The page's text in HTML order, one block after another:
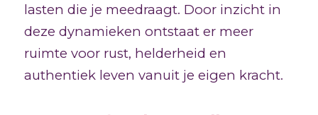
lasten die je meedraagt. Door inzicht in
deze dynamieken ontstaat er meer
ruimte voor rust, helderheid en
authentiek leven vanuit je eigen kracht.